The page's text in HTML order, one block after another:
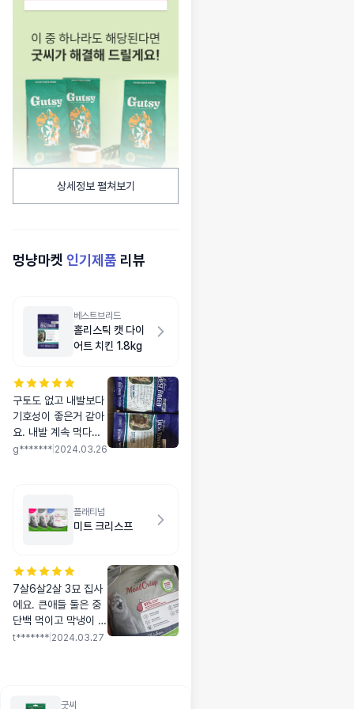
상세정보 펼쳐보기
멍냥마켓 인기제품 리뷰
베스트브리드
홀리스틱 캣 다이
어트 치킨 1.8kg
구토도 없고 내발보다
기호성이 좋은거 같아
요. 내발 계속 먹다가
애가 너무 질려하고 가
해서 좋네요. 가끔 품
절이 잘되는것 같던데
g******* 2024.03.26
플래티넘
미트 크리스프
7살6살2살 3묘 집사
에요. 큰애들 둘은 중
단백 먹이고 막냉이 때
문에 주문했어여. ㅠㅜ
이랑 성분에 만족해서
t******* 2024.03.27
굿씨